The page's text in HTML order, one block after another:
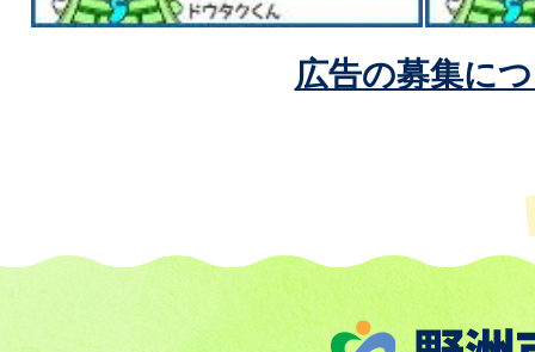
広告の募集に